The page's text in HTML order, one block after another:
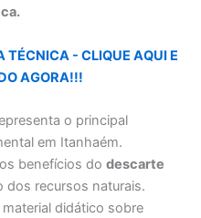
TÉCNICA - CLIQUE AQUI E
AGORA!!!
o principal
em Itanhaém.
benefícios dodescarte
dos recursos naturais.
didático sobre